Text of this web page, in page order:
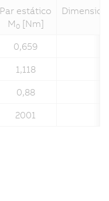
Par estático
M 0[Nm]
0,659
1,118
0,88
2001